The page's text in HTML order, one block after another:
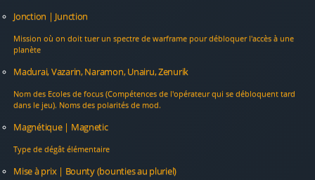
Jonction | Junction
Mission où on doit tuer un spectre de warframe pour débloquer l'accès à une
planète
Madurai, Vazarin, Naramon, Unairu, Zenurik
Nom des Ecoles de focus (Compétences de l'opérateur qui se débloquent tard
dans le jeu). Noms des polarités de mod.
Magnétique | Magnetic
Type de dégât élémentaire
Mise à prix | Bounty (bounties au pluriel)